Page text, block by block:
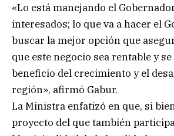
«Lo está manejando el
interesados; lo que va a hacer el
buscar la mejor opción que
que este negocio sea rentable y
beneficio del crecimiento y el
región», afirmó Gabur.
La Ministra enfatizó en que, si
proyecto del que también